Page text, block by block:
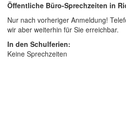
Öffentliche Büro-Sprechzeiten in
Nur nach vorheriger Anmeldung!
wir aber weiterhin für Sie erreichbar.
In den Schulferien:
Keine Sprechzeiten